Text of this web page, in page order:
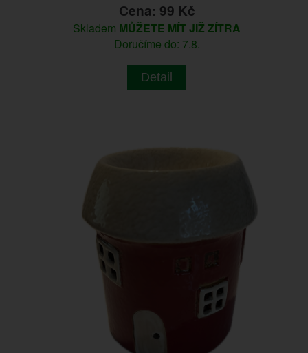
Cena: 99 Kč
Skladem MŮŽETE MÍT JIŽ ZÍTRA
Doručíme do: 7.8.
Detail